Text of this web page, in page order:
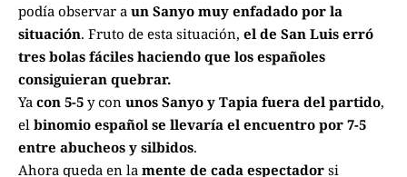
podía observar a un Sanyo muy enfadado por la
situación. Fruto de esta situación, el de San Luis erró
tres bolas fáciles haciendo que los españoles
consiguieran quebrar.
Ya con 5-5 y con unos Sanyo y Tapia fuera del partido,
el binomio español se llevaría el encuentro por 7-5
entre abucheos y silbidos.
Ahora queda en la mente de cada espectador si